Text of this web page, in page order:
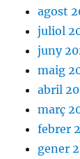
agost
juliol
juny
maig
abril
març
febrer
gener